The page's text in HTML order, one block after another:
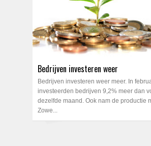
Bedrijven investeren weer
Bedrijven investeren weer meer. In
investeerden bedrijven 9,2% meer dan
dezelfde maand. Ook nam de productie
Zowe...